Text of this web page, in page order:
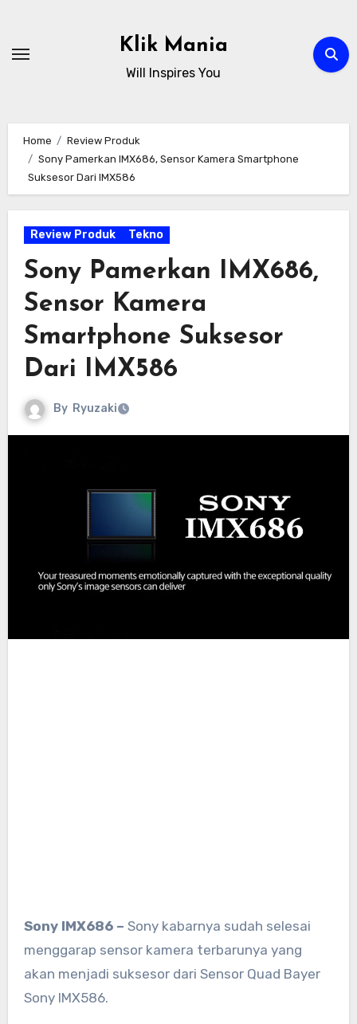
content
Klik Mania
Will Inspires You
Home
Review Produk
Sony Pamerkan IMX686, Sensor Kamera Smartphone
Suksesor Dari IMX586
Review Produk Tekno
Sony Pamerkan IMX686,
Sensor Kamera
Smartphone Suksesor
Dari IMX586
By Ryuzaki
Sony IMX686 – Sony kabarnya sudah selesai
menggarap sensor kamera terbarunya yang
akan menjadi suksesor dari Sensor Quad Bayer
Sony IMX586.